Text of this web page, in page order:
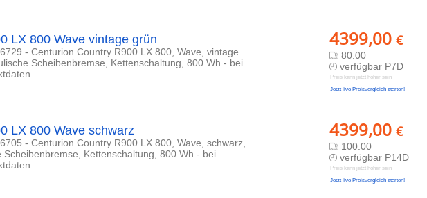
4399,00 €
80.00
verfügbar P7D
Preis kann jetzt höher sein
Jetzt live Preisvergleich starten!
LX 800 Wave vintage grün
- Centurion Country R900 LX 800, Wave, vintage
Scheibenbremse, Kettenschaltung, 800 Wh - bei
4399,00 €
100.00
verfügbar P14D
Preis kann jetzt höher sein
Jetzt live Preisvergleich starten!
LX 800 Wave schwarz
- Centurion Country R900 LX 800, Wave, schwarz,
Kettenschaltung, 800 Wh - bei